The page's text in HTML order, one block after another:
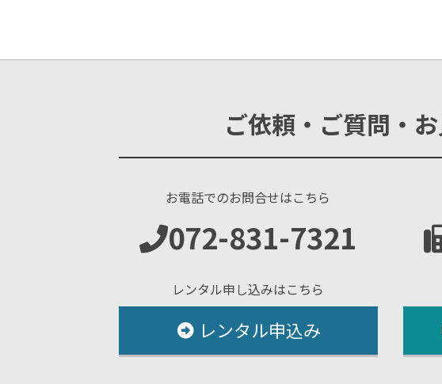
ご依頼・ご質問・
お電話でのお問合せはこちら
072-831-7321
レンタル申し込みはこちら
レンタル申込み